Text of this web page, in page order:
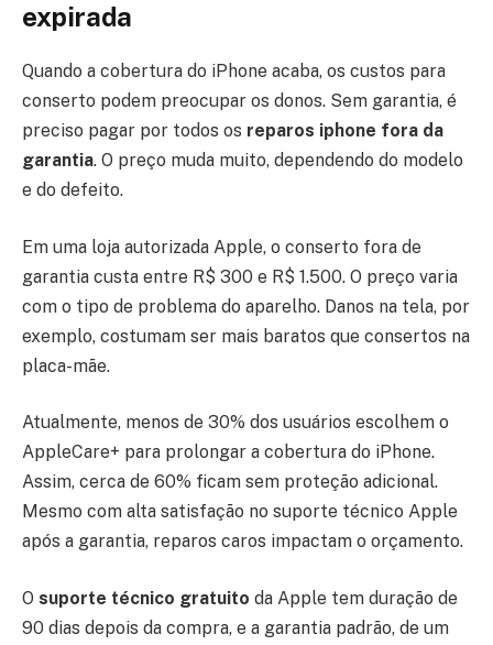
expirada
Quando a cobertura do iPhone acaba, os custos para
conserto podem preocupar os donos. Sem garantia, é
preciso pagar por todos os reparos iphone fora da
garantia. O preço muda muito, dependendo do modelo
e do defeito.
Em uma loja autorizada Apple, o conserto fora de
garantia custa entre R$ 300 e R$ 1.500. O preço varia
com o tipo de problema do aparelho. Danos na tela, por
exemplo, costumam ser mais baratos que consertos na
placa-mãe.
Atualmente, menos de 30% dos usuários escolhem o
AppleCare+ para prolongar a cobertura do iPhone.
Assim, cerca de 60% ficam sem proteção adicional.
Mesmo com alta satisfação no suporte técnico Apple
após a garantia, reparos caros impactam o orçamento.
O suporte técnico gratuito da Apple tem duração de
90 dias depois da compra, e a garantia padrão, de um